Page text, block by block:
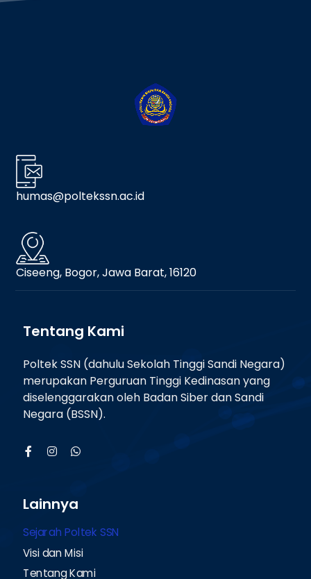
humas@poltekssn.ac.id
Ciseeng, Bogor, Jawa Barat, 16120
Tentang Kami
Poltek SSN (dahulu Sekolah Tinggi Sandi Negara)
merupakan Perguruan Tinggi Kedinasan yang
diselenggarakan oleh Badan Siber dan Sandi
Negara (BSSN).
Lainnya
Sejarah Poltek SSN
Visi dan Misi
Tentang Kami